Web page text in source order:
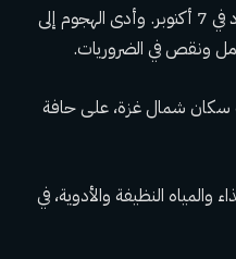
وشنت إسرائيل هجوما انتقاميا على غزة منذ الهجوم الذي شنته حماس عبر الحدود في 7 أكتوبر. وأدى الهجوم إلى
سكان شمال غزة، على حافة
والمياه النظيفة والأدوية، في